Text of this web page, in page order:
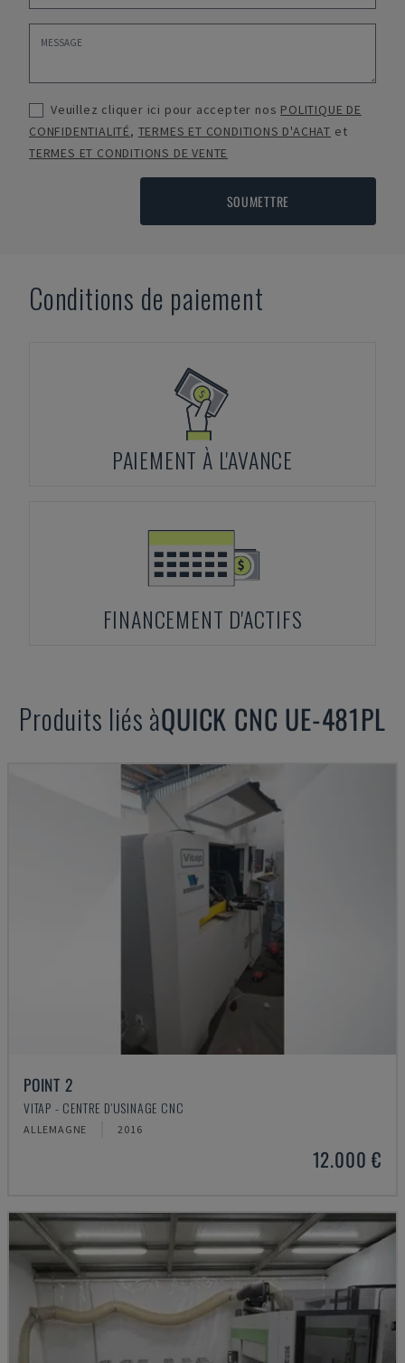
Veuillez cliquer ici pour accepter nos POLITIQUE DE
CONFIDENTIALITÉ, TERMES ET CONDITIONS D'ACHAT et
TERMES ET CONDITIONS DE VENTE
SOUMETTRE
Conditions de paiement
PAIEMENT À L'AVANCE
FINANCEMENT D'ACTIFS
Produits liés àQUICK CNC UE-481PL
POINT 2
VITAP - CENTRE D'USINAGE CNC
ALLEMAGNE 2016
12.000 €